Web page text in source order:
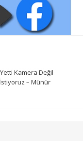
Kamera Değil
– Münür